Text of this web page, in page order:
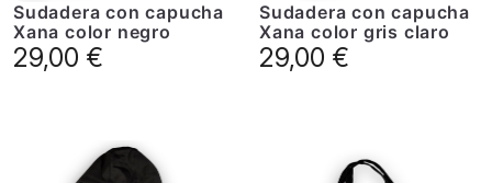
Sudadera con capucha
Xana color negro
29,00 €
Sudadera con capucha
Xana color gris claro
29,00 €